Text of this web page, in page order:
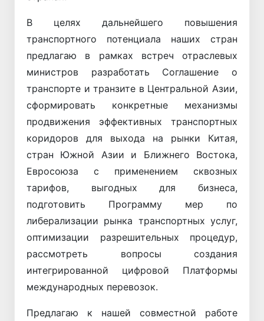
В целях дальнейшего повышения
транспортного потенциала наших стран
предлагаю в рамках встреч отраслевых
министров разработать Соглашение о
транспорте и транзите в Центральной Азии,
сформировать конкретные механизмы
продвижения эффективных транспортных
коридоров для выхода на рынки Китая,
стран Южной Азии и Ближнего Востока,
Евросоюза с применением сквозных
тарифов, выгодных для бизнеса,
подготовить Программу мер по
либерализации рынка транспортных услуг,
оптимизации разрешительных процедур,
рассмотреть вопросы создания
интегрированной цифровой Платформы
международных перевозок.
Предлагаю к нашей совместной работе